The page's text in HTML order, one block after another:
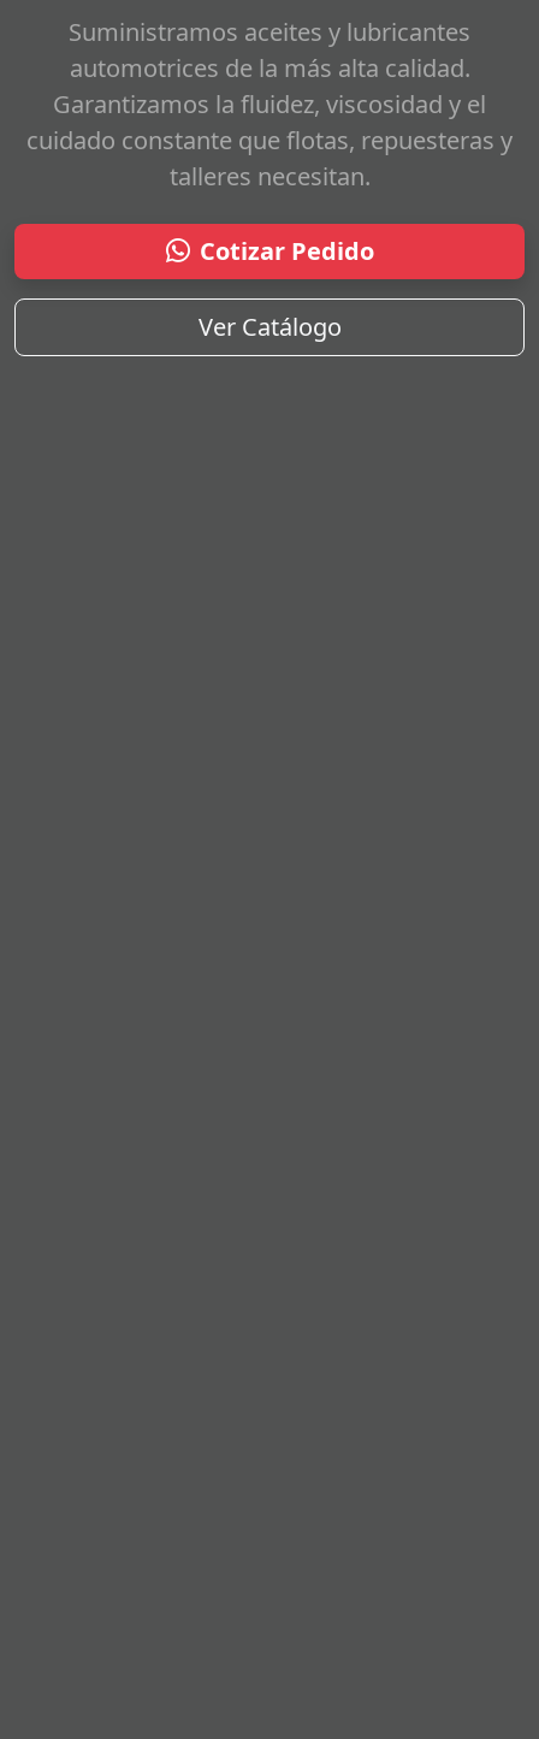
Suministramos aceites y lubricantes
automotrices de la más alta calidad.
Garantizamos la fluidez, viscosidad y el
cuidado constante que flotas, repuesteras y
talleres necesitan.
Cotizar Pedido
Ver Catálogo